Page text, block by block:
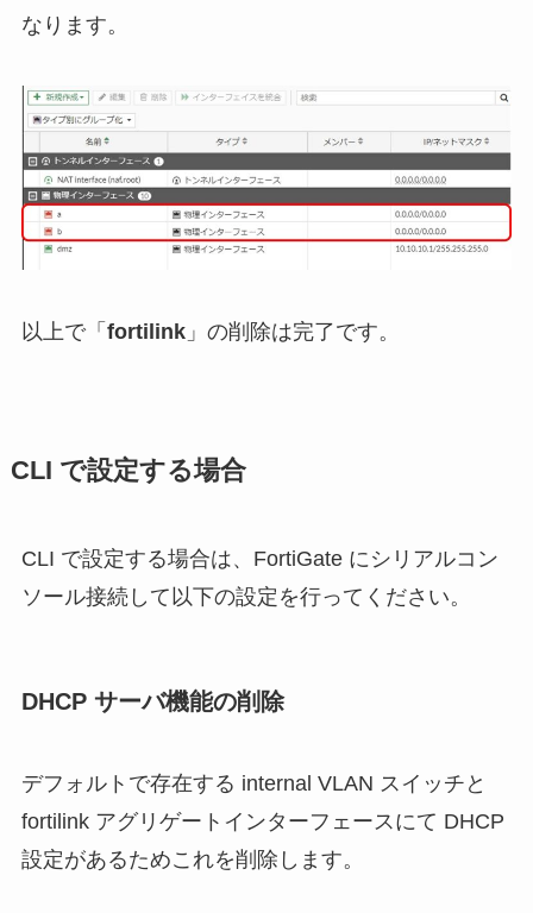
なります。
以上で「 fortilink」の削除は完了です。
CLI で設定する場合
CLI で設定する場合は、FortiGate にシリアルコン
ソール接続して以下の設定を行ってください。
DHCP サーバ機能の削除
デフォルトで存在する internal VLAN スイッチと
fortilink アグリゲートインターフェースにて DHCP
設定があるためこれを削除します。